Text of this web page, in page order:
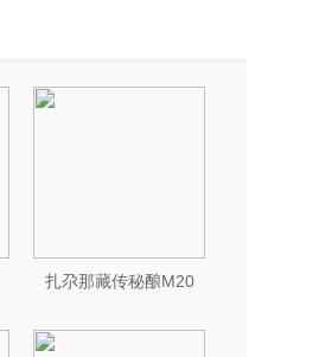
扎尕那藏传秘酿M20